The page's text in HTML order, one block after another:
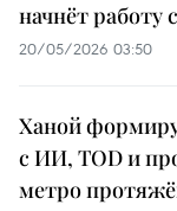
начнёт работу
20/05/2026 03:50
Ханой
с ИИ, TOD и
метро